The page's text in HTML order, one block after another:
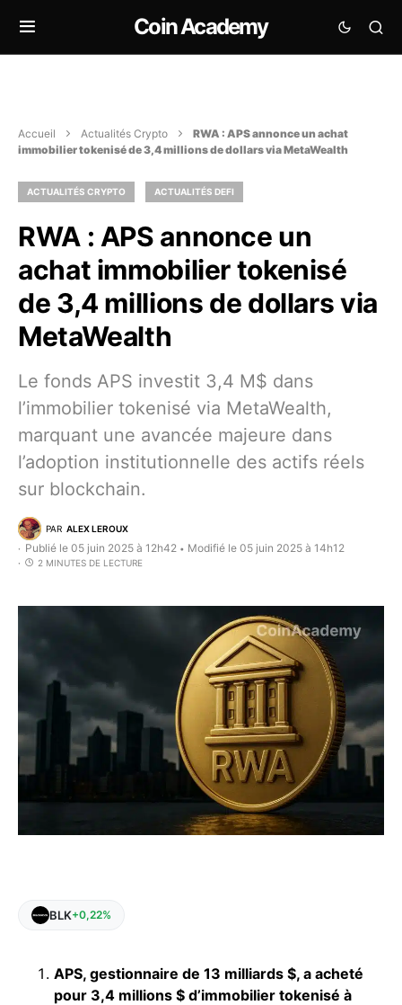
Coin Academy
Accueil Actualités Crypto
RWA : APS annonce un achat
immobilier tokenisé de 3,4 millions de dollars via MetaWealth
ACTUALITÉS CRYPTO ACTUALITÉS DEFI
RWA : APS annonce un
achat immobilier tokenisé
de 3,4 millions de dollars via
MetaWealth
Le fonds APS investit 3,4 M$ dans
l’immobilier tokenisé via MetaWealth,
marquant une avancée majeure dans
l’adoption institutionnelle des actifs réels
sur blockchain.
PAR ALEX LEROUX
Publié le 05 juin 2025 à 12h42 • Modifié le 05 juin 2025 à 14h12
2 MINUTES DE LECTURE
BLK+0,22%
APS, gestionnaire de 13 milliards $, a acheté
pour 3,4 millions $ d’immobilier tokenisé à